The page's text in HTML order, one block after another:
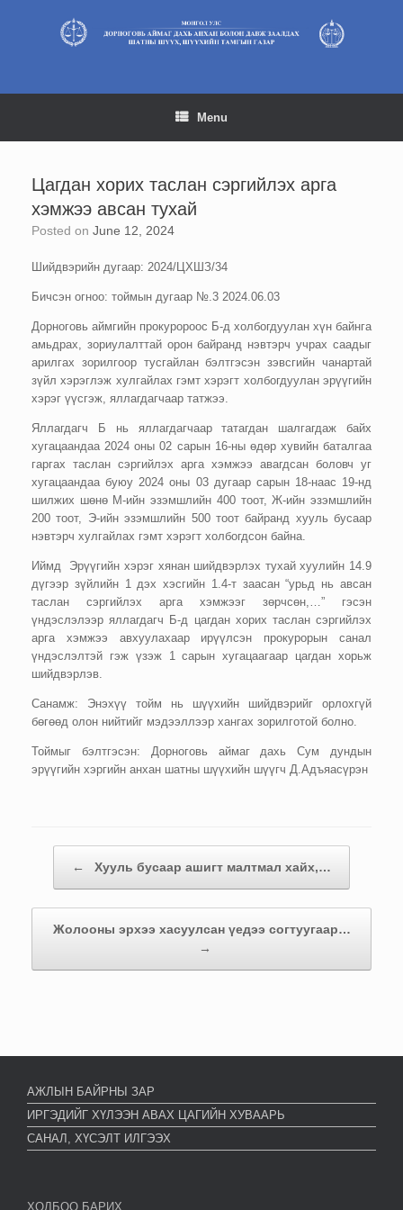
Menu
Цагдан хорих таслан сэргийлэх арга
хэмжээ авсан тухай
Posted on June 12, 2024
Шийдвэрийн дугаар: 2024/ЦХШЗ/34
Бичсэн огноо: тоймын дугаар №.3 2024.06.03
Дорноговь аймгийн прокуророос Б-д холбогдуулан хүн байнга
амьдрах, зориулалттай орон байранд нэвтэрч учрах саадыг
арилгах зорилгоор тусгайлан бэлтгэсэн зэвсгийн чанартай
зүйл хэрэглэж хулгайлах гэмт хэрэгт холбогдуулан эрүүгийн
хэрэг үүсгэж, яллагдагчаар татжээ.
Яллагдагч Б нь яллагдагчаар татагдан шалгагдаж байх
хугацаандаа 2024 оны 02 сарын 16-ны өдөр хувийн баталгаа
гаргах таслан сэргийлэх арга хэмжээ авагдсан боловч уг
хугацаандаа буюу 2024 оны 03 дугаар сарын 18-наас 19-нд
шилжих шөнө М-ийн эзэмшлийн 400 тоот, Ж-ийн эзэмшлийн
200 тоот, Э-ийн эзэмшлийн 500 тоот байранд хууль бусаар
нэвтэрч хулгайлах гэмт хэрэгт холбогдсон байна.
Иймд Эрүүгийн хэрэг хянан шийдвэрлэх тухай хуулийн 14.9
дүгээр зүйлийн 1 дэх хэсгийн 1.4-т заасан “урьд нь авсан
таслан сэргийлэх арга хэмжээг зөрчсөн,…” гэсэн
үндэслэлээр яллагдагч Б-д цагдан хорих таслан сэргийлэх
арга хэмжээ авхуулахаар ирүүлсэн прокурорын санал
үндэслэлтэй гэж үзэж 1 сарын хугацаагаар цагдан хорьж
шийдвэрлэв.
Санамж: Энэхүү тойм нь шүүхийн шийдвэрийг орлохгүй
бөгөөд олон нийтийг мэдээллээр хангах зорилготой болно.
Тоймыг бэлтгэсэн: Дорноговь аймаг дахь Сум дундын
эрүүгийн хэргийн анхан шатны шүүхийн шүүгч Д.Адъяасүрэн
← Хууль бусаар ашигт малтмал хайх,…
Жолооны эрхээ хасуулсан үедээ согтуугаар…
→
АЖЛЫН БАЙРНЫ ЗАР
ИРГЭДИЙГ ХҮЛЭЭН АВАХ ЦАГИЙН ХУВААРЬ
САНАЛ, ХҮСЭЛТ ИЛГЭЭХ
ХОЛБОО БАРИХ